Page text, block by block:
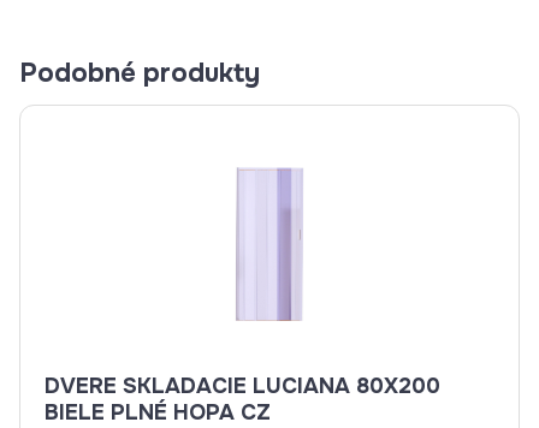
Podobné produkty
DVERE SKLADACIE LUCIANA 80X200
BIELE PLNÉ HOPA CZ